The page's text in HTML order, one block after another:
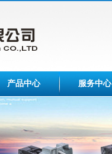
产品中心 服务中心